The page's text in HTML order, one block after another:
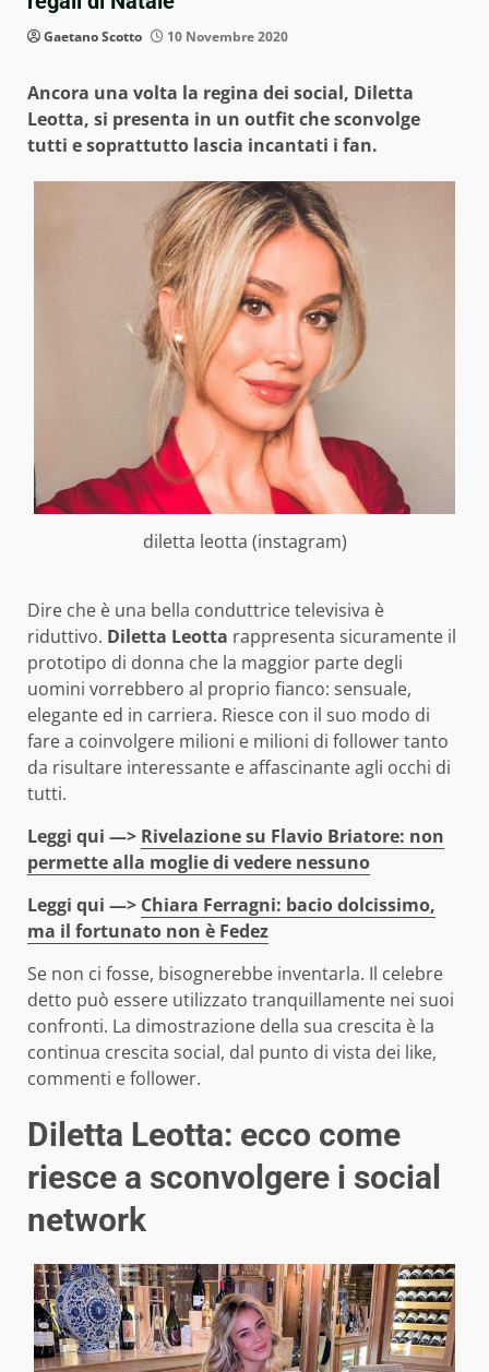
Gaetano Scotto 10 Novembre 2020
Ancora una volta la regina dei social, Diletta
Leotta, si presenta in un outfit che sconvolge
tutti e soprattutto lascia incantati i fan.
diletta leotta (instagram)
Dire che è una bella conduttrice televisiva è
riduttivo. Diletta Leotta rappresenta sicuramente il
prototipo di donna che la maggior parte degli
uomini vorrebbero al proprio fianco: sensuale,
elegante ed in carriera. Riesce con il suo modo di
fare a coinvolgere milioni e milioni di follower tanto
da risultare interessante e affascinante agli occhi di
tutti.
Leggi qui —> Rivelazione su Flavio Briatore: non
permette alla moglie di vedere nessuno
Leggi qui —> Chiara Ferragni: bacio dolcissimo,
ma il fortunato non è Fedez
Se non ci fosse, bisognerebbe inventarla. Il celebre
detto può essere utilizzato tranquillamente nei suoi
confronti. La dimostrazione della sua crescita è la
continua crescita social, dal punto di vista dei like,
commenti e follower.
Diletta Leotta: ecco come
riesce a sconvolgere i social
network